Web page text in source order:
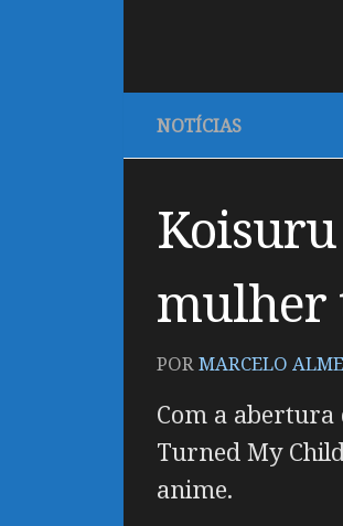
NOTÍCIAS
Koisuru
mulher
PORMARCELO
Com a
Turned My
anime.